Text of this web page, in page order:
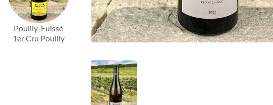
Pouilly-Fuissé
1er Cru Pouilly